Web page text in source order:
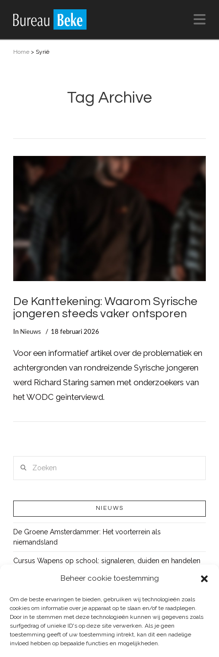
Beheer cookie toestemming
Om de beste ervaringen te bieden, gebruiken wij technologieën zoals
cookies om informatie over je apparaat op te slaan en/of te raadplegen.
Door in te stemmen met deze technologieën kunnen wij gegevens zoals
surfgedrag of unieke ID's op deze site verwerken. Als je geen
toestemming geeft of uw toestemming intrekt, kan dit een nadelige
invloed hebben op bepaalde functies en mogelijkheden.
Home> Syrië
Tag Archive
De Kanttekening: Waarom Syrische
jongeren steeds vaker ontsporen
In Nieuws 18 februari 2026
Voor een informatief artikel over de problematiek en
achtergronden van rondreizende Syrische jongeren
werd Richard Staring samen met onderzoekers van
het WODC geïnterviewd.
NIEUWS
De Groene Amsterdammer: Het voorterrein als
niemandsland
Cursus Wapens op school: signaleren, duiden en handelen
Bureau Beke ontwikkelt jeugdmonitor Aruba
Vacature: senior onderzoeker